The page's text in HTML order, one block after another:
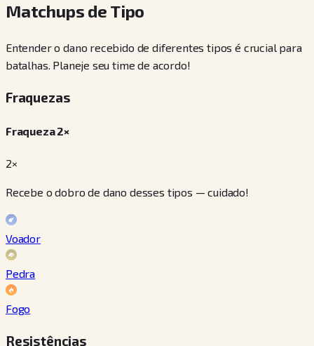
Matchups de Tipo
Entender o dano recebido de diferentes tipos é crucial para
batalhas. Planeje seu time de acordo!
Fraquezas
Fraqueza 2×
2×
Recebe o dobro de dano desses tipos — cuidado!
Voador
Pedra
Fogo
Resistências